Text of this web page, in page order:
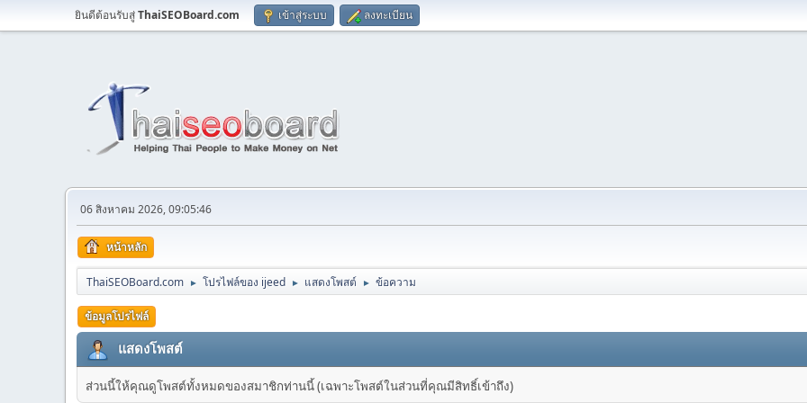
ยินดีต้อนรับสู่ThaiSEOBoard.com เข้าสู่ระบบ ลงทะเบียน
06 สิงหาคม 2026, 09:05:46
หน้าหลัก
ThaiSEOBoard.com ► โปรไฟล์ของ ijeed ► แสดงโพสต์ ► ข้อความ
ข้อมูลโปรไฟล์
แสดงโพสต์
ส่วนนี้ให้คุณดูโพสต์ทั้งหมดของสมาชิกท่านนี้ (เฉพาะโพสต์ในส่วนที่คุณมีสิทธิ์เข้าถึง)